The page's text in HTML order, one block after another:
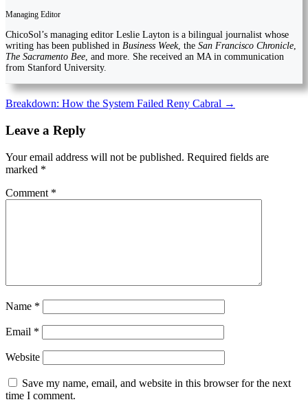
Managing Editor
ChicoSol’s managing editor Leslie Layton is a bilingual journalist whose
writing has been published in Business Week, the San Francisco Chronicle,
The Sacramento Bee, and more. She received an MA in communication
from Stanford University.
Post
navigation
Breakdown: How the System Failed Reny Cabral →
Leave a Reply
Your email address will not be published. Required fields are
marked *
Comment *
Name *
Email *
Website
Save my name, email, and website in this browser for the next
time I comment.